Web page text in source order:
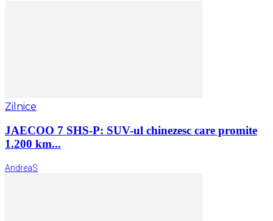
Zilnice
JAECOO 7 SHS-P: SUV-ul chinezesc care promite
1.200 km...
AndreaS